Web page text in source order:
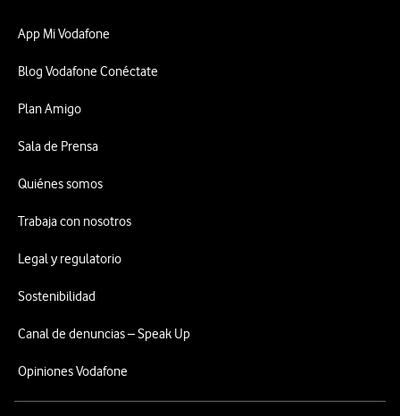
App Mi Vodafone
Blog Vodafone Conéctate
Plan Amigo
Sala de Prensa
Quiénes somos
Trabaja con nosotros
Legal y regulatorio
Sostenibilidad
Canal de denuncias – Speak Up
Opiniones Vodafone